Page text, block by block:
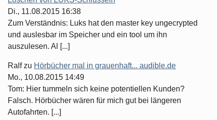
Di., 11.08.2015 16:38
Zum Verständnis: Luks hat den master key ungecrypted
und auslesbar im Speicher und ein tool um ihn
auszulesen. Al [...]
Ralfzu Hörbücher mal in grauenhaft... audible.de
Mo., 10.08.2015 14:49
Tom: Hier tummeln sich keine potentiellen Kunden?
Falsch. Hörbücher wären für mich gut bei längeren
Autofahrten. [...]